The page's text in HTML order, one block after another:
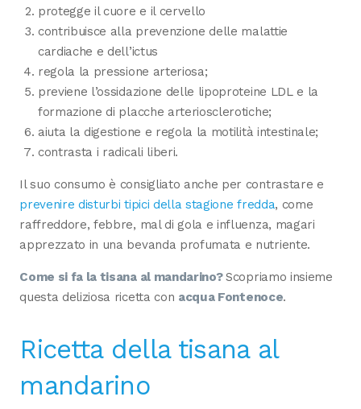
protegge il cuore e il cervello
contribuisce alla prevenzione delle malattie
cardiache e dell’ictus
regola la pressione arteriosa;
previene l’ossidazione delle lipoproteine LDL e la
formazione di placche arteriosclerotiche;
aiuta la digestione e regola la motilità intestinale;
contrasta i radicali liberi.
Il suo consumo è consigliato anche per contrastare e
prevenire disturbi tipici della stagione fredda, come
raffreddore, febbre, mal di gola e influenza, magari
apprezzato in una bevanda profumata e nutriente.
Come si fa la tisana al mandarino?Scopriamo insieme
questa deliziosa ricetta con acqua Fontenoce.
Ricetta della tisana al
mandarino